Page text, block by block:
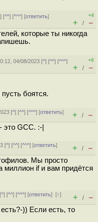
] [^^] [^^^] [ответить]
+4
+ / –
которые ты никогда
04/08/2023 [^] [^^] [^^^]
+6
+ / –
боятся.
[^] [^^] [^^^] [ответить]
+ / –
GCC. :-|
[^] [^^] [^^^] [ответить]
+ / –
Мы просто
миллион if и вам придётся
^] [^^] [^^^] [ответить][↑]
+ / –
)) Если есть, то